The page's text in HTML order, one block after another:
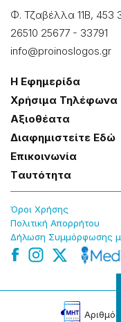
Φ. Τζαβέλλα 11Β, 453
26510 25677 - 33791
info@proinoslogos.gr
Η Εφημερίδα
Χρήσɩμα Τηλέφωνα
Αξɩοθέατα
Δɩαφημɩστείτε Εδώ
Επɩκοɩνωνία
Tαυτότητα
Όροɩ Χρήσης
Πολɩτɩκή Απορρήτου
Δήλωση Συμμόρφωσης